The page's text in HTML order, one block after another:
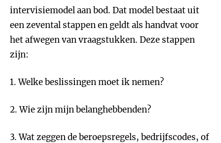
intervisiemodel aan bod. Dat model bestaat uit
een zevental stappen en geldt als handvat voor
het afwegen van vraagstukken. Deze stappen
zijn:
1. Welke beslissingen moet ik nemen?
2. Wie zijn mijn belanghebbenden?
3. Wat zeggen de beroepsregels, bedrijfscodes, of